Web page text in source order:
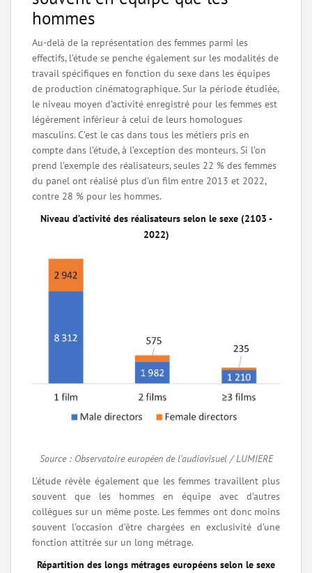
hommes
Au-delà de la représentation des femmes parmi les
effectifs, l’étude se penche également sur les modalités de
travail spécifiques en fonction du sexe dans les équipes
de production cinématographique. Sur la période étudiée,
le niveau moyen d’activité enregistré pour les femmes est
légèrement inférieur à celui de leurs homologues
masculins. C’est le cas dans tous les métiers pris en
compte dans l’étude, à l’exception des monteurs. Si l’on
prend l’exemple des réalisateurs, seules 22 % des femmes
du panel ont réalisé plus d’un film entre 2013 et 2022,
contre 28 % pour les hommes.
Niveau d’activité des réalisateurs selon le sexe (2103 -
2022)
Source : Observatoire européen de l'audiovisuel / LUMIERE
L’étude révèle également que les femmes travaillent plus
souvent que les hommes en équipe avec d’autres
collègues sur un même poste. Les femmes ont donc moins
souvent l’occasion d’être chargées en exclusivité d’une
fonction attitrée sur un long métrage.
Répartition des longs métrages européens selon le sexe